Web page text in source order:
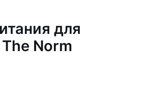
для
Norm